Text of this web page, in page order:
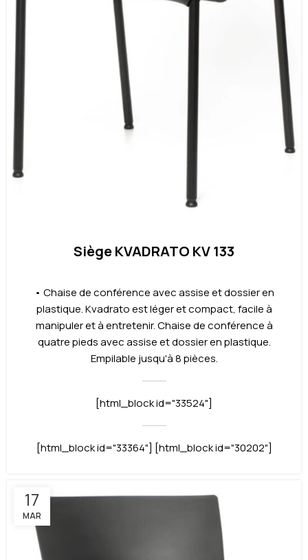
Siège KVADRATO KV 133
• Chaise de conférence avec assise et dossier en
plastique. Kvadrato est léger et compact, facile à
manipuler et à entretenir. Chaise de conférence à
quatre pieds avec assise et dossier en plastique.
Empilable jusqu'à 8 pièces.
[html_block id="33524"]
[html_block id="33364"] [html_block id="30202"]
17
MAR